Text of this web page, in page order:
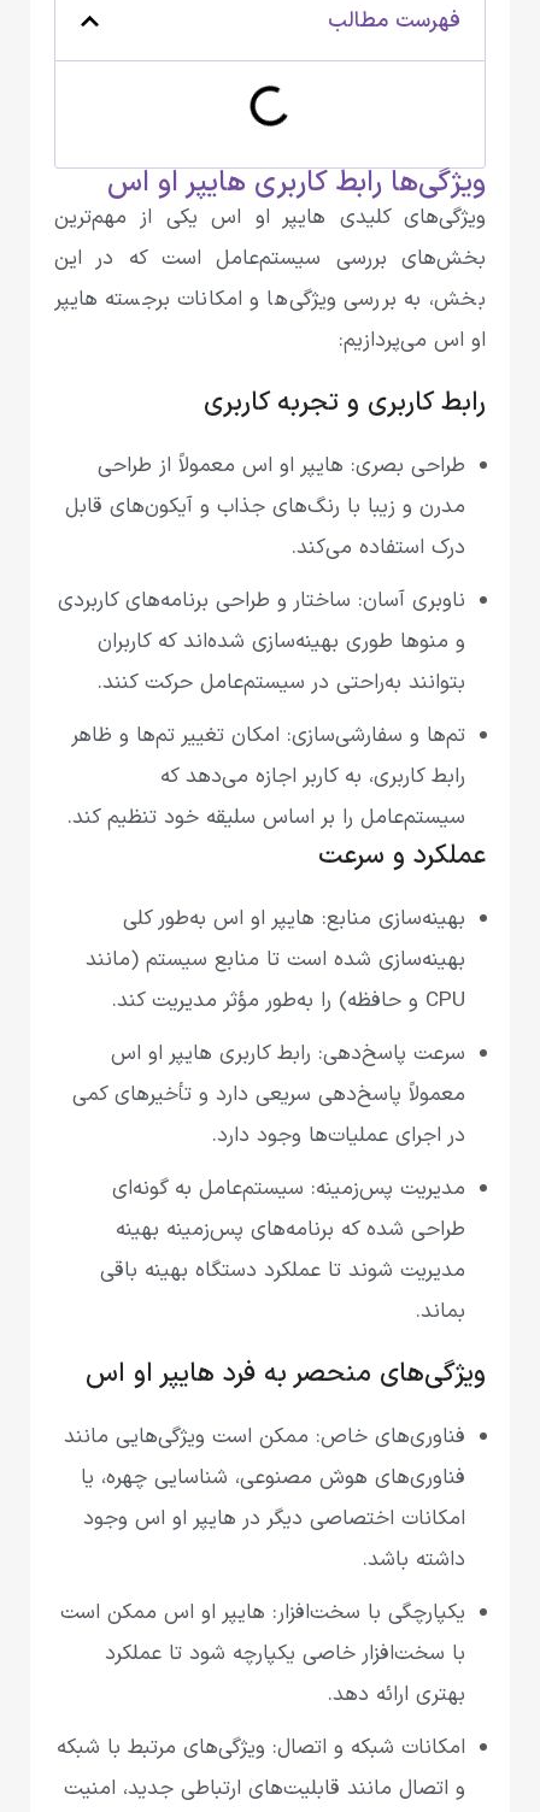
فهرست مطالب
ویژگی‌ها رابط کاربری هایپر او‌ اس
ویژگی‌های کلیدی هایپر او اس یکی از مهم‌ترین
بخش‌های بررسی سیستم‌عامل است که در این
بخش، به بررسی ویژگی‌ها و امکانات برجسته هایپر
او اس می‌پردازیم:
رابط کاربری و تجربه کاربری
طراحی بصری: هایپر او اس معمولاً از طراحی
مدرن و زیبا با رنگ‌های جذاب و آیکون‌های قابل
درک استفاده می‌کند.
ناوبری آسان: ساختار و طراحی برنامه‌های کاربردی
و منوها طوری بهینه‌سازی شده‌اند که کاربران
بتوانند به‌راحتی در سیستم‌عامل حرکت کنند.
تم‌ها و سفارشی‌سازی: امکان تغییر تم‌ها و ظاهر
رابط کاربری، به کاربر اجازه می‌دهد که
سیستم‌عامل را بر اساس سلیقه خود تنظیم کند.
عملکرد و سرعت
بهینه‌سازی منابع: هایپر او اس به‌طور کلی
بهینه‌سازی شده است تا منابع سیستم (مانند
CPU و حافظه) را به‌طور مؤثر مدیریت کند.
سرعت پاسخ‌دهی: رابط کاربری هایپر او اس
معمولاً پاسخ‌دهی سریعی دارد و تأخیر‌های کمی
در اجرای عملیات‌ها وجود دارد.
مدیریت پس‌زمینه: سیستم‌عامل به گونه‌ای
طراحی شده که برنامه‌های پس‌زمینه بهینه
مدیریت شوند تا عملکرد دستگاه بهینه باقی
بماند.
ویژگی‌های منحصر به فرد هایپر او اس
فناوری‌های خاص: ممکن است ویژگی‌هایی مانند
فناوری‌های هوش مصنوعی، شناسایی چهره، یا
امکانات اختصاصی دیگر در هایپر او اس وجود
داشته باشد.
یکپارچگی با سخت‌افزار: هایپر او اس ممکن است
با سخت‌افزار خاصی یکپارچه شود تا عملکرد
بهتری ارائه دهد.
امکانات شبکه و اتصال: ویژگی‌های مرتبط با شبکه
و اتصال مانند قابلیت‌های ارتباطی جدید، امنیت